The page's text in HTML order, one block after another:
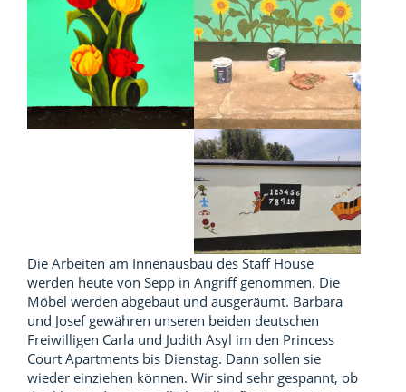
Die Arbeiten am Innenausbau des Staff House
werden heute von Sepp in Angriff genommen. Die
Möbel werden abgebaut und ausgeräumt. Barbara
und Josef gewähren unseren beiden deutschen
Freiwilligen Carla und Judith Asyl im den Princess
Court Apartments bis Dienstag. Dann sollen sie
wieder einziehen können. Wir sind sehr gespannt, ob